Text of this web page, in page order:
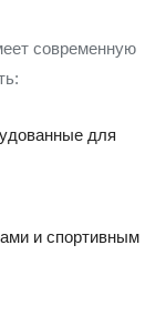
современную
для
и спортивным